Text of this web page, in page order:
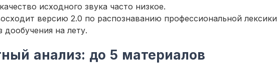
исходного звука часто низкое.
версию 2.0 по распознаванию профессиональной лексики
на лету.
анализ: до 5 материалов